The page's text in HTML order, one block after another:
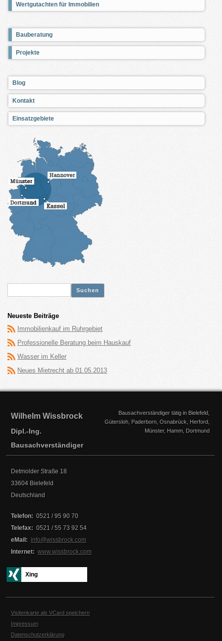
Wertgutachten für Immobilien
Bauberatung
Projekte
Blog
Kontakt
Einsatzgebiete
Neueste Beiträge
Immobilienkauf im Ruhrgebiet
Professionelle Beratung beim Hauskauf
Wasser im Keller
Neues Mietrecht ab 01.05.2013
Bausachverständiger tätig in Bielefeld,
Gütersloh, Paderborn, Osnabrück, Herford,
Münster, Hamm, Dortmund
Wilhelm Wissbrock
Dipl.-Ing.
Bausachverständiger
Detmolder Straße 18
33604 Bielefeld
Deutschland
Telefon: 0521 / 95 90 70
Telefax: 0521 / 55 73 92 54
eMail: info@wissbrock.com
Internet: www.wissbrock.com
Xing
Visitenkarte als VCard speichern
Impressum
Datenschutzerklärung